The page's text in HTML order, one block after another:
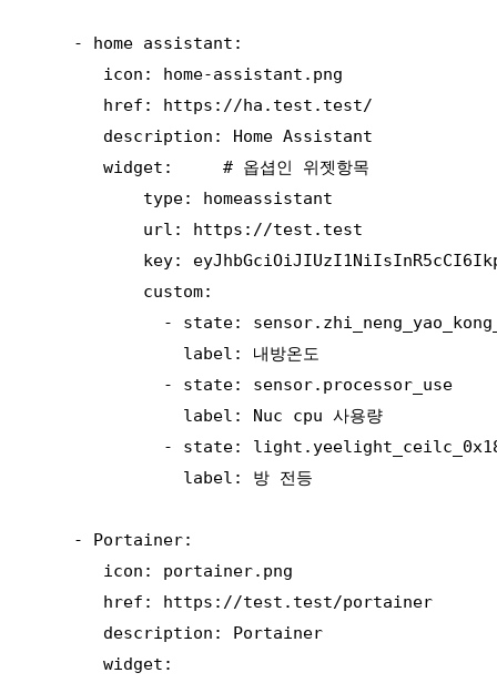
    - home assistant:
       icon: home-assistant.png
       href: https://ha.test.test/
       description: Home Assistant
       widget:     # 옵셥인 위젯항목
           type: homeassistant
           url: https://test.test
key:
           custom:
- state:
               label: 내방온도
             - state: sensor.processor_use
               label: Nuc cpu 사용량
- state:
               label: 방 전등
    - Portainer:
       icon: portainer.png
       href: https://test.test/portainer
       description: Portainer
       widget: